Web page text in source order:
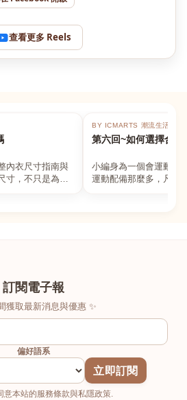
查看更多 Reels
內衣尺寸指南與
寸，不只是為了
BY ICMARTS 潮流生活百貨
第六回~如何選擇合適
小編身為一個會運動的
運動配備那麼多，凡舉
訂閱電子報
獲取最新消息與優惠 ✨
偏好語系
立即訂閱
意本站的服務條款與私隱政策.